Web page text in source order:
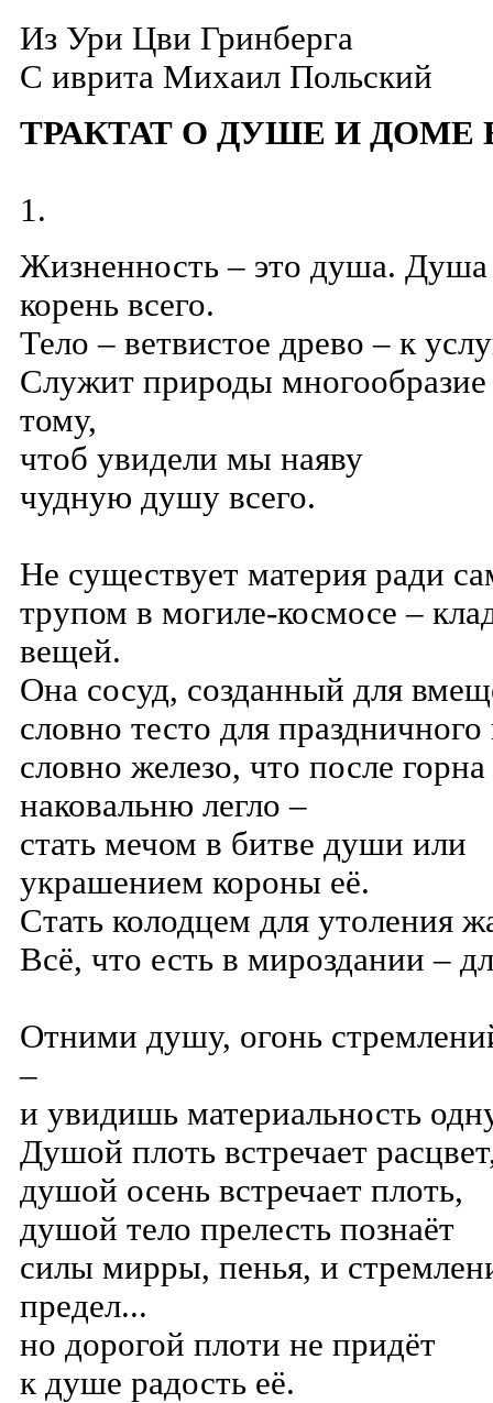
Из Ури Цви Гринберга
C иврита Михаил Польский
ТРАКТАТ О ДУШЕ И ДОМЕ
1.
Жизненность – это душа. Душа
корень всего.
Тело – ветвистое древо – к
Служит природы многообразие
тому,
чтоб увидели мы наяву
чудную душу всего.
Не существует материя ради
трупом в могиле-космосе –
вещей.
Она сосуд, созданный для
словно тесто для праздничного
словно железо, что после
наковальню легло –
стать мечом в битве души или
украшением короны её.
Стать колодцем для утоления
Всё, что есть в мироздании –
Отними душу, огонь
–
и увидишь материальность
Душой плоть встречает
душой осень встречает плоть,
душой тело прелесть познаёт
силы мирры, пенья, и
предел...
но дорогой плоти не придёт
к душе радость её.